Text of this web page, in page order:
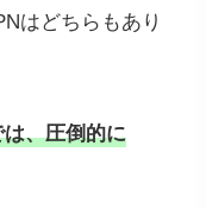
はどちらもあり
、圧倒的に